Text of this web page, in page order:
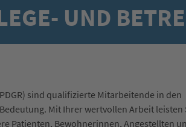
UND
sind qualifizierte Mitarbeitende in den
Mit Ihrer wertvollen Arbeit leisten
Patienten, Bewohnerinnen, Angestellten